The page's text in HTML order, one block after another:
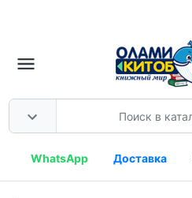
WhatsApp Доставка